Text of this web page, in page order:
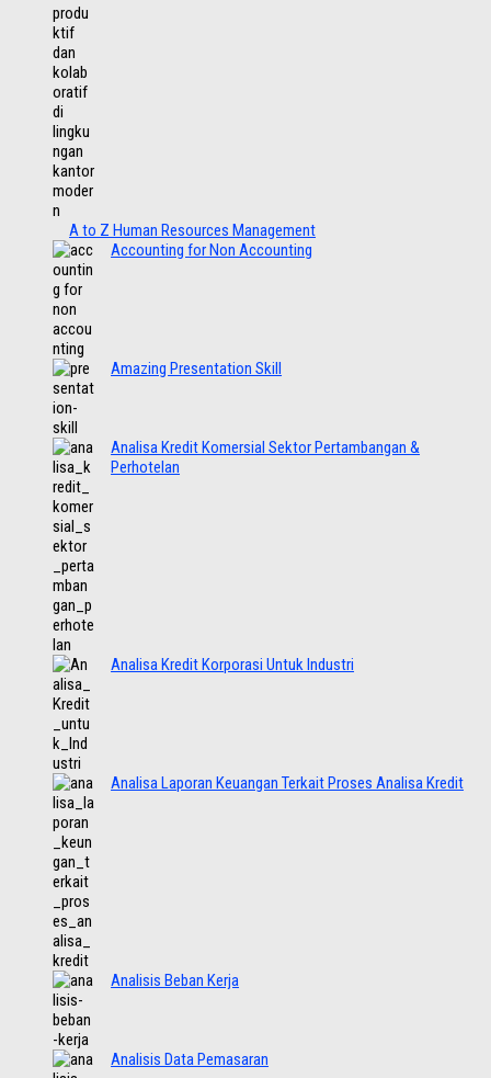
A to Z Human Resources Management
Accounting for Non Accounting
Amazing Presentation Skill
Analisa Kredit Komersial Sektor Pertambangan &
Perhotelan
Analisa Kredit Korporasi Untuk Industri
Analisa Laporan Keuangan Terkait Proses Analisa Kredit
Analisis Beban Kerja
Analisis Data Pemasaran